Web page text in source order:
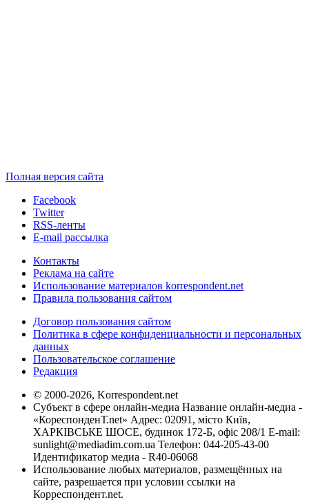
Полная версия сайта
Facebook
Twitter
RSS-ленты
E-mail рассылка
Контакты
Реклама на сайте
Использование материалов korrespondent.net
Правила пользования сайтом
Договор пользования сайтом
Политика в сфере конфиденциальности и персональных
данных
Пользовательское соглашение
Редакция
© 2000-2026, Korrespondent.net
Субъект в сфере онлайн-медиа Название онлайн-медиа -
«КореспонденТ.net» Адрес: 02091, місто Київ,
ХАРКІВСЬКЕ ШОСЕ, будинок 172-Б, офіс 208/1 E-mail:
sunlight@mediadim.com.ua Телефон: 044-205-43-00
Идентификатор медиа - R40-06068
Использование любых материалов, размещённых на
сайте, разрешается при условии ссылки на
Корреспондент.net.